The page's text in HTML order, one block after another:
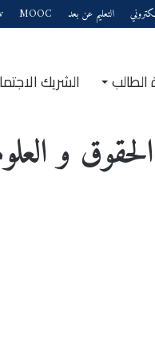
التعليم عن بعد MOOC
الطالب الشريك
و